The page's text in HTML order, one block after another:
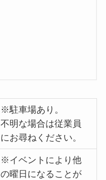
※駐車場あり。
不明な場合は従業員
にお尋ねください。
※イベントにより他
の曜日になることが